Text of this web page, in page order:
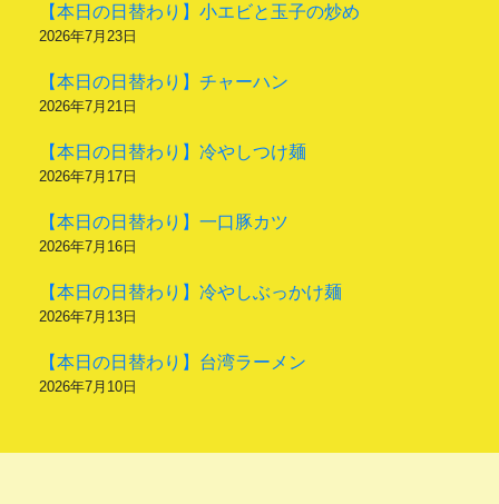
【本日の日替わり】小エビと玉子の炒め
2026年7月23日
【本日の日替わり】チャーハン
2026年7月21日
【本日の日替わり】冷やしつけ麺
2026年7月17日
【本日の日替わり】一口豚カツ
2026年7月16日
【本日の日替わり】冷やしぶっかけ麺
2026年7月13日
【本日の日替わり】台湾ラーメン
2026年7月10日